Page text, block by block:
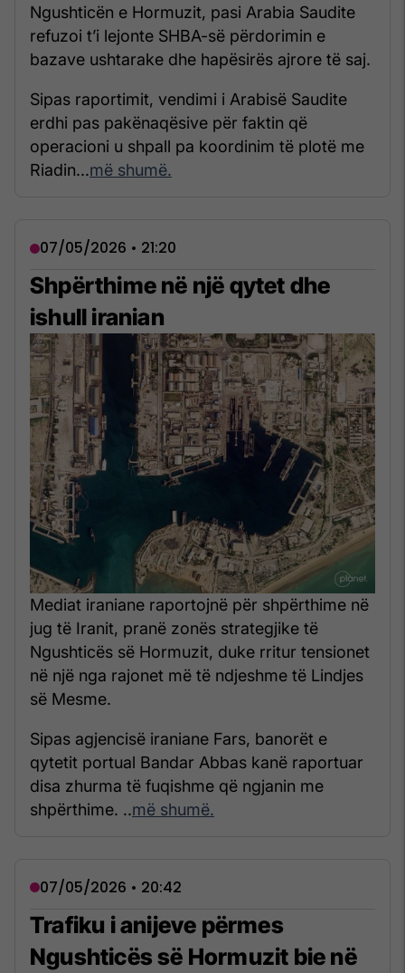
Ngushticën e Hormuzit, pasi Arabia Saudite
refuzoi t’i lejonte SHBA-së përdorimin e
bazave ushtarake dhe hapësirës ajrore të saj.
Sipas raportimit, vendimi i Arabisë Saudite
erdhi pas pakënaqësive për faktin që
operacioni u shpall pa koordinim të plotë me
Riadin...më shumë.
07/05/2026 • 21:20
Shpërthime në një qytet dhe
ishull iranian
Mediat iraniane raportojnë për shpërthime në
jug të Iranit, pranë zonës strategjike të
Ngushticës së Hormuzit, duke rritur tensionet
në një nga rajonet më të ndjeshme të Lindjes
së Mesme.
Sipas agjencisë iraniane Fars, banorët e
qytetit portual Bandar Abbas kanë raportuar
disa zhurma të fuqishme që ngjanin me
shpërthime. ..më shumë.
07/05/2026 • 20:42
Trafiku i anijeve përmes
Ngushticës së Hormuzit bie në